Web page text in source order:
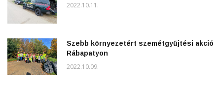
2022.10.11.
Szebb környezetért szemétgyűjtési akció
Rábapatyon
2022.10.09.